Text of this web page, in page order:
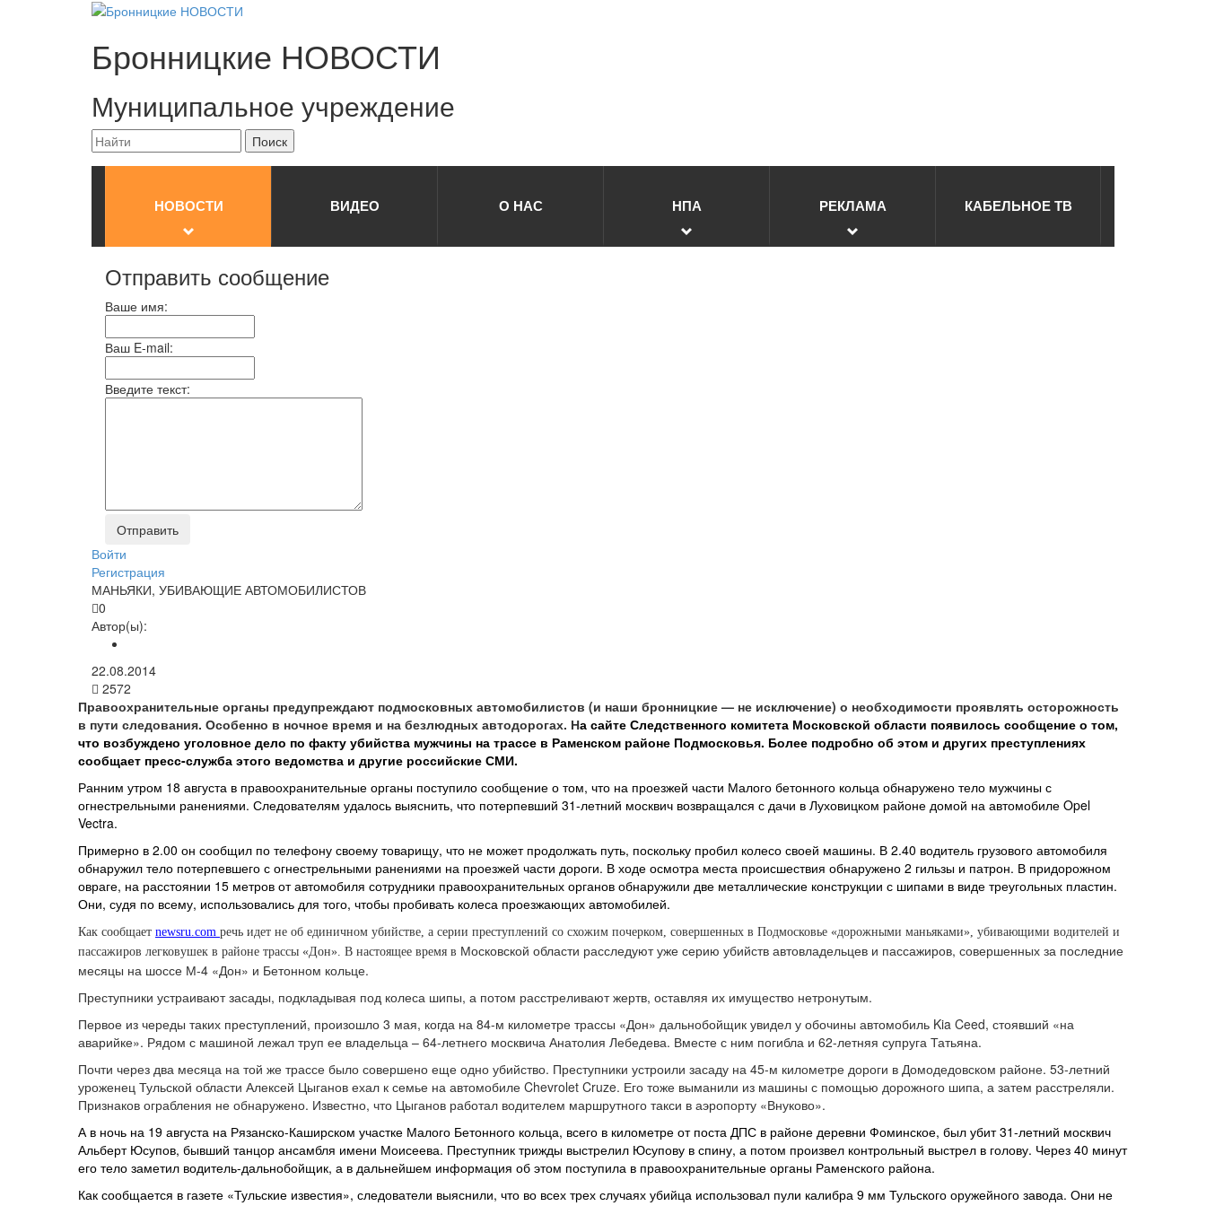
Бронницкие НОВОСТИ
Муниципальное учреждение
НОВОСТИ ВИДЕО О НАС НПА РЕКЛАМА КАБЕЛЬНОЕ ТВ
Отправить сообщение
Ваше имя:
Ваш E-mail:
Введите текст:
Войти
Регистрация
МАНЬЯКИ, УБИВАЮЩИЕ АВТОМОБИЛИСТОВ
0
Автор(ы):
22.08.2014
2572
Правоохранительные органы предупреждают подмосковных автомобилистов (и наши бронницкие — не исключение) о необходимости проявлять осторожность
в пути следования. Особенно в ночное время и на безлюдных автодорогах. На сайте Следственного комитета Московской области появилось сообщение о том,
что возбуждено уголовное дело по факту убийства мужчины на трассе в Раменском районе Подмосковья. Более подробно об этом и других преступлениях
сообщает пресс-служба этого ведомства и другие российские СМИ.
Ранним утром 18 августа в правоохранительные органы поступило сообщение о том, что на проезжей части Малого бетонного кольца обнаружено тело мужчины с
огнестрельными ранениями. Следователям удалось выяснить, что потерпевший 31-летний москвич возвращался с дачи в Луховицком районе домой на автомобиле Opel
Vectra.
Примерно в 2.00 он сообщил по телефону своему товарищу, что не может продолжать путь, поскольку пробил колесо своей машины. В 2.40 водитель грузового автомобиля
обнаружил тело потерпевшего с огнестрельными ранениями на проезжей части дороги. В ходе осмотра места происшествия обнаружено 2 гильзы и патрон. В придорожном
овраге, на расстоянии 15 метров от автомобиля сотрудники правоохранительных органов обнаружили две металлические конструкции с шипами в виде треугольных пластин.
Они, судя по всему, использовались для того, чтобы пробивать колеса проезжающих автомобилей.
Как сообщает newsru.com речь идет не об единичном убийстве, а серии преступлений со схожим почерком, совершенных в Подмосковье «дорожными маньяками», убивающими водителей и
пассажиров легковушек в районе трассы «Дон». В настоящее время в Московской области расследуют уже серию убийств автовладельцев и пассажиров, совершенных за последние
месяцы на шоссе М-4 «Дон» и Бетонном кольце.
Преступники устраивают засады, подкладывая под колеса шипы, а потом расстреливают жертв, оставляя их имущество нетронутым.
Первое из череды таких преступлений, произошло 3 мая, когда на 84-м километре трассы «Дон» дальнобойщик увидел у обочины автомобиль Kia Ceed, стоявший «на
аварийке». Рядом с машиной лежал труп ее владельца – 64-летнего москвича Анатолия Лебедева. Вместе с ним погибла и 62-летняя супруга Татьяна.
Почти через два месяца на той же трассе было совершено еще одно убийство. Преступники устроили засаду на 45-м километре дороги в Домодедовском районе. 53-летний
уроженец Тульской области Алексей Цыганов ехал к семье на автомобиле Chevrolet Cruze. Его тоже выманили из машины с помощью дорожного шипа, а затем расстреляли.
Признаков ограбления не обнаружено. Известно, что Цыганов работал водителем маршрутного такси в аэропорту «Внуково».
А в ночь на 19 августа на Рязанско-Каширском участке Малого Бетонного кольца, всего в километре от поста ДПС в районе деревни Фоминское, был убит 31-летний москвич
Альберт Юсупов, бывший танцор ансамбля имени Моисеева. Преступник трижды выстрелил Юсупову в спину, а потом произвел контрольный выстрел в голову. Через 40 минут
его тело заметил водитель-дальнобойщик, а в дальнейшем информация об этом поступила в правоохранительные органы Раменского района.
Как сообщается в газете «Тульские известия», следователи выяснили, что во всех трех случаях убийца использовал пули калибра 9 мм Тульского оружейного завода. Они не